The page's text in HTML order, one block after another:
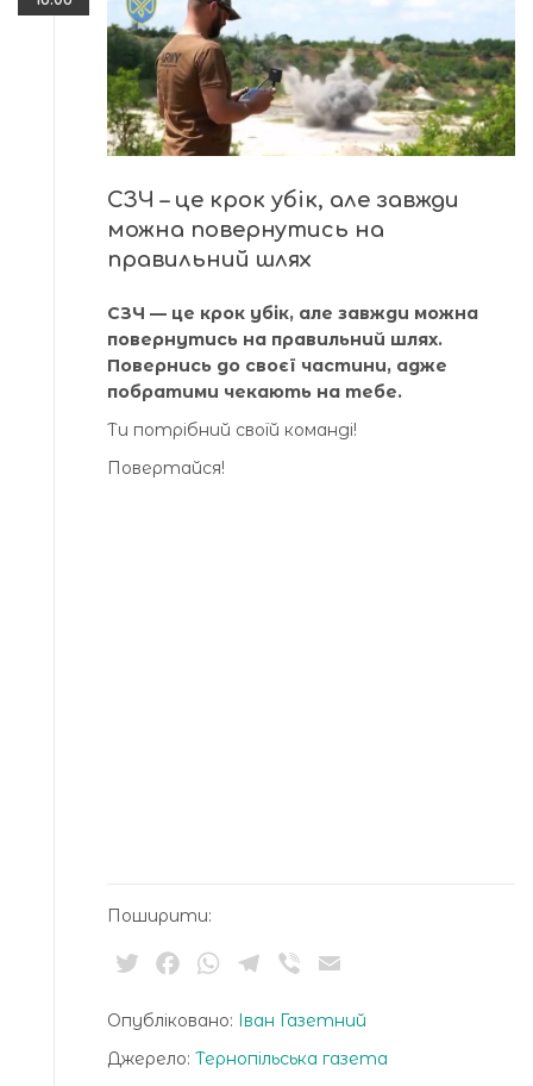
СЗЧ – це крок убік, але завжди
можна повернутись на
правильний шлях
СЗЧ — це крок убік, але завжди можна
повернутись на правильний шлях.
Повернись до своєї частини, адже
побратими чекають на тебе.
Ти потрібний своїй команді!
Повертайся!
Поширити:
TwitterFacebookWhatsApp
Telegram
Viber
Опубліковано: Іван Газетний
Джерело: Тернопільська газета